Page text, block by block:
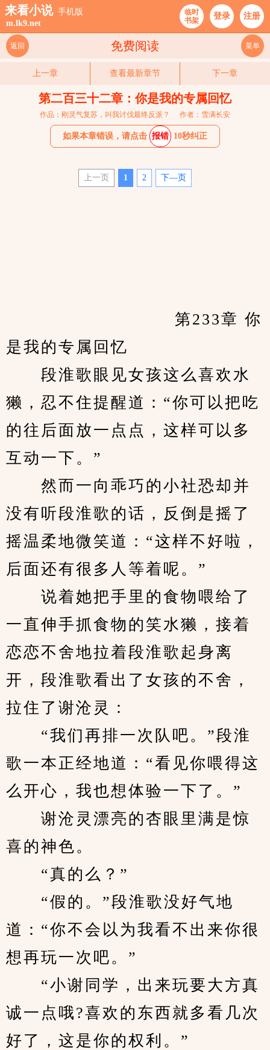
来看小说 手机版
m.lk9.net
临时
书架
登录 注册
免费阅读
返回 菜单
上一章 查看最新章节 下一章
第二百三十二章：你是我的专属回忆
作品：刚灵气复苏，叫我讨伐最终反派？ 作者：雪满长安
如果本章错误，请点击 报错 10秒纠正
上一页 1 2 下—页
是我的专属回忆
段淮歌眼见女孩这么喜欢水
獭，忍不住提醒道：“你可以把吃
的往后面放一点点，这样可以多
互动一下。”
然而一向乖巧的小社恐却并
没有听段淮歌的话，反倒是摇了
摇温柔地微笑道：“这样不好啦，
后面还有很多人等着呢。”
说着她把手里的食物喂给了
一直伸手抓食物的笑水獭，接着
恋恋不舍地拉着段淮歌起身离
开，段淮歌看出了女孩的不舍，
拉住了谢沧灵：
“我们再排一次队吧。”段淮
歌一本正经地道：“看见你喂得这
么开心，我也想体验一下了。”
谢沧灵漂亮的杏眼里满是惊
喜的神色。
“真的么？”
“假的。”段淮歌没好气地
道：“你不会以为我看不出来你很
想再玩一次吧。”
“小谢同学，出来玩要大方真
诚一点哦?喜欢的东西就多看几次
好了，这是你的权利。”